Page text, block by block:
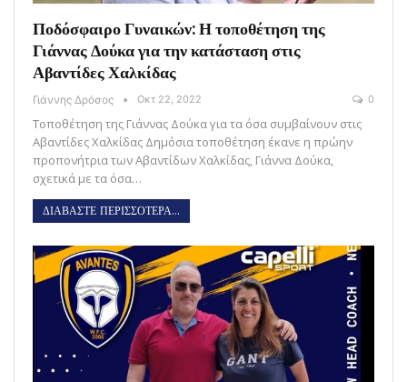
Ποδόσφαιρο Γυναικών: Η τοποθέτηση της
Γιάννας Δούκα για την κατάσταση στις
Αβαντίδες Χαλκίδας
Γιάννης Δρόσος Οκτ 22, 2022 0
Τοποθέτηση της Γιάννας Δούκα για τα όσα συμβαίνουν στις
Αβαντίδες Χαλκίδας Δημόσια τοποθέτηση έκανε η πρώην
προπονήτρια των Αβαντίδων Χαλκίδας, Γιάννα Δούκα,
σχετικά με τα όσα…
ΔΙΑΒΑΣΤΕ ΠΕΡΙΣΣΟΤΕΡΑ...